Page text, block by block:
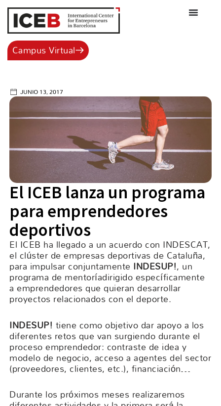
contenido
Campus Virtual
JUNIO 13, 2017
El ICEB lanza un programa
para emprendedores
deportivos
El ICEB ha llegado a un acuerdo con INDESCAT,
el clúster de empresas deportivas de Cataluña,
para impulsar conjuntamente INDESUP!, un
programa de mentoríadirigido específicamente
a emprendedores que quieran desarrollar
proyectos relacionados con el deporte.
INDESUP! tiene como objetivo dar apoyo a los
diferentes retos que van surgiendo durante el
proceso emprendedor: contraste de idea y
modelo de negocio, acceso a agentes del sector
(proveedores, clientes, etc.), financiación…
Durante los próximos meses realizaremos